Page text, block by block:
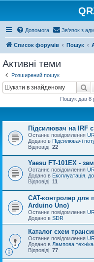
Допомога Зв'язок з
Список форумів Пошук
Активні теми
Розширений пошук
Пошук дав 8
Підсилювач на IRF
Останнє повідомлення
Додано в Підсилювачі
Відповіді: 22
Yaesu FT-101EX -
Останнє повідомлення
Додано в Експлуатація,
Відповіді: 11
CAT-контролер для
Arduino Uno)
Останнє повідомлення
Додано в SDR
Каталог схем
Останнє повідомлення
Додано в Лампова техніка
Відповіді: 77